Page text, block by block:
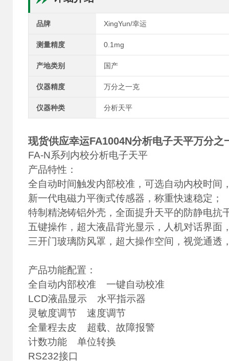
品牌 XingYun/幸运
测量精度 0.1mg
产地类别 国产
仪器精度 万分之一克
仪器种类 分析天平
现货供应幸运FA1004N分析电子天平万分之
FA-N系列内校分析电子天平
产品特性：
全自动时间触发内部校准，可选自动内校时间
新一代电磁力平衡式传感器，称重快速稳定；
特制精浇铸铝外壳，全面提升天平的防静电抗
五键操作，超大液晶背光显示，人机对话界面
三开门玻璃防风罩，超大操作空间，视觉通透
产品功能配置：
全自动内部校准 一键自动校准
LCD液晶显示 水平指示器
灵敏度调节 速度调节
全量程去皮 超载、故障报警
计数功能 单位转换
RS232接口